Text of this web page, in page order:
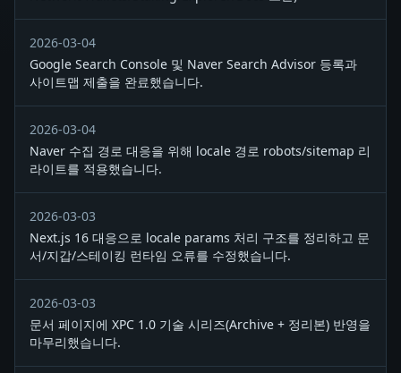
2026-03-04
Google Search Console 및 Naver Search Advisor 등록과
사이트맵 제출을 완료했습니다.
2026-03-04
Naver 수집 경로 대응을 위해 locale 경로 robots/sitemap 리
라이트를 적용했습니다.
2026-03-03
Next.js 16 대응으로 locale params 처리 구조를 정리하고 문
서/지갑/스테이킹 런타임 오류를 수정했습니다.
2026-03-03
문서 페이지에 XPC 1.0 기술 시리즈(Archive + 정리본) 반영을
마무리했습니다.